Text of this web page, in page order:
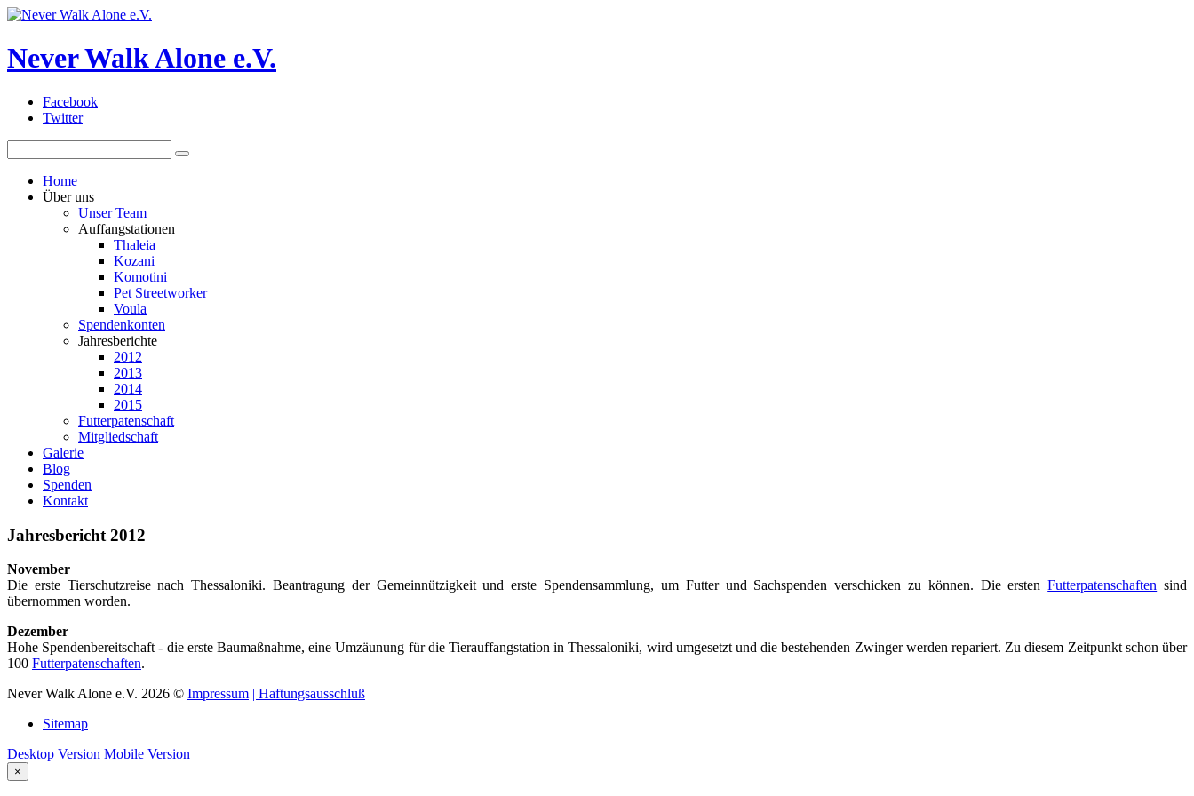
Never Walk Alone e.V.
Facebook
Twitter
Home
Über uns
Unser Team
Auffangstationen
Thaleia
Kozani
Komotini
Pet Streetworker
Voula
Spendenkonten
Jahresberichte
2012
2013
2014
2015
Futterpatenschaft
Mitgliedschaft
Galerie
Blog
Spenden
Kontakt
Jahresbericht 2012
November
Die erste Tierschutzreise nach Thessaloniki. Beantragung der Gemeinnützigkeit und erste Spendensammlung, um Futter und Sachspenden verschicken zu können. Die erstenFutterpatenschaften sind
übernommen worden.
Dezember
Hohe Spendenbereitschaft - die erste Baumaßnahme, eine Umzäunung für die Tierauffangstation in Thessaloniki, wird umgesetzt und die bestehenden Zwinger werden repariert. Zu diesem Zeitpunkt schon über
100 Futterpatenschaften.
Never Walk Alone e.V. 2026 © Impressum | Haftungsausschluß
Sitemap
Desktop Version Mobile Version
×